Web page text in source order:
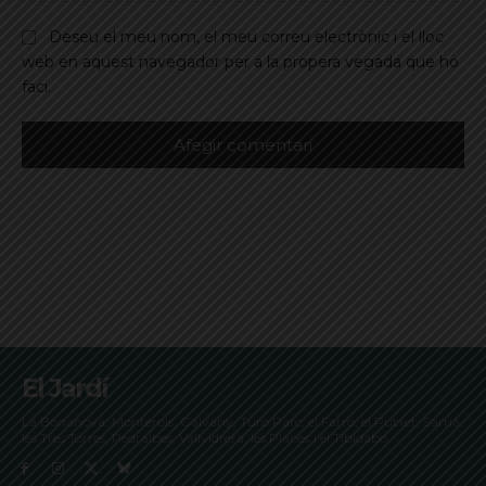
Deseu el meu nom, el meu correu electrònic i el lloc
web en aquest navegador per a la propera vegada que ho
faci.
El Jardí
La Bonanova, Monterols, Galvany, Turó Parc, el Farró, el Putxet, Sarrià,
les Tres Torres, Pedralbes, Vallvidrera, les Planes i el Tibidabo